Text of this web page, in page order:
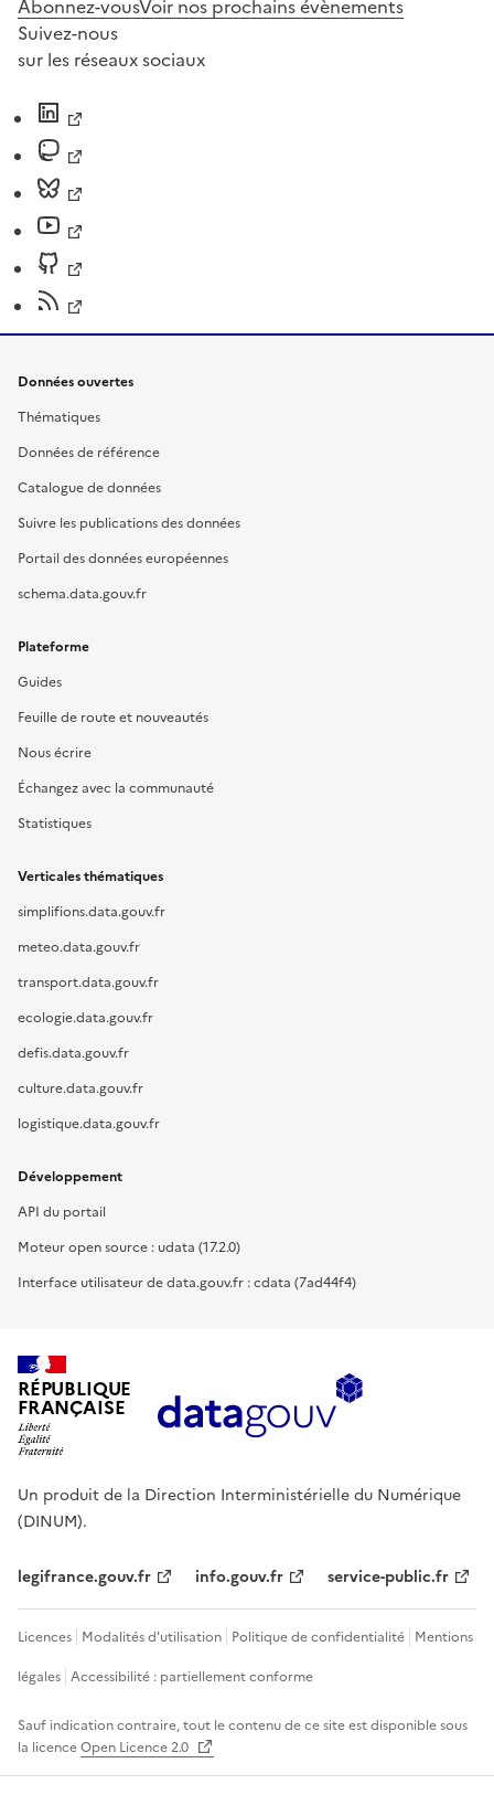
Abonnez-vousVoir nos prochains évènements
Suivez-nous
sur les réseaux sociaux
Données ouvertes
Thématiques
Données de référence
Catalogue de données
Suivre les publications des données
Portail des données européennes
schema.data.gouv.fr
Plateforme
Guides
Feuille de route et nouveautés
Nous écrire
Échangez avec la communauté
Statistiques
Verticales thématiques
simplifions.data.gouv.fr
meteo.data.gouv.fr
transport.data.gouv.fr
ecologie.data.gouv.fr
defis.data.gouv.fr
culture.data.gouv.fr
logistique.data.gouv.fr
Développement
API du portail
Moteur open source : udata (17.2.0)
Interface utilisateur de data.gouv.fr : cdata (7ad44f4)
RÉPUBLIQUE
FRANÇAISE
Un produit de la Direction Interministérielle du Numérique
(DINUM).
legifrance.gouv.fr info.gouv.fr service-public.fr
Licences Modalités d'utilisation Politique de confidentialité Mentions
légales Accessibilité : partiellement conforme
Sauf indication contraire, tout le contenu de ce site est disponible sous
la licenceOpen Licence 2.0